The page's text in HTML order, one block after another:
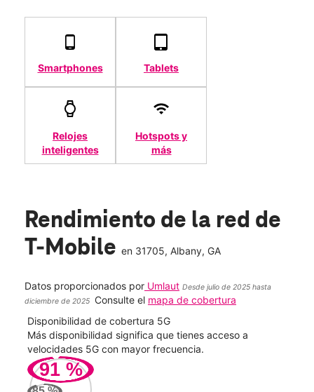
Smartphones Tablets
Relojes
inteligentes
Hotspots y
más
Rendimiento de la red de
T-Mobile en 31705, Albany, GA
Datos proporcionados por Umlaut Desde julio de 2025 hasta
diciembre de 2025
Consulte el mapa de cobertura
Disponibilidad de cobertura 5G
Más disponibilidad significa que tienes acceso a
velocidades 5G con mayor frecuencia.
91 %